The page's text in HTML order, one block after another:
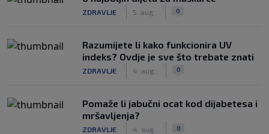
ZDRAVLJE 5. aug. 0
Razumijete li kako funkcionira UV
indeks? Ovdje je sve što trebate znati
ZDRAVLJE 4. aug. 0
Pomaže li jabučni ocat kod dijabetesa i
mršavljenja?
ZDRAVLJE 4. aug. 0